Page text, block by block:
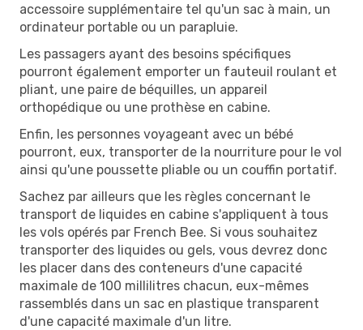
accessoire supplémentaire tel qu'un sac à main, un
ordinateur portable ou un parapluie.
Les passagers ayant des besoins spécifiques
pourront également emporter un fauteuil roulant et
pliant, une paire de béquilles, un appareil
orthopédique ou une prothèse en cabine.
Enfin, les personnes voyageant avec un bébé
pourront, eux, transporter de la nourriture pour le vol
ainsi qu'une poussette pliable ou un couffin portatif.
Sachez par ailleurs que les règles concernant le
transport de liquides en cabine s'appliquent à tous
les vols opérés par French Bee. Si vous souhaitez
transporter des liquides ou gels, vous devrez donc
les placer dans des conteneurs d'une capacité
maximale de 100 millilitres chacun, eux-mêmes
rassemblés dans un sac en plastique transparent
d'une capacité maximale d'un litre.